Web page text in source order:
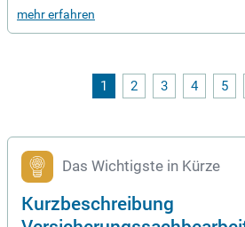
mehr erfahren
1 2 3 4 5
Das Wichtigste in Kürze
Kurzbeschreibung